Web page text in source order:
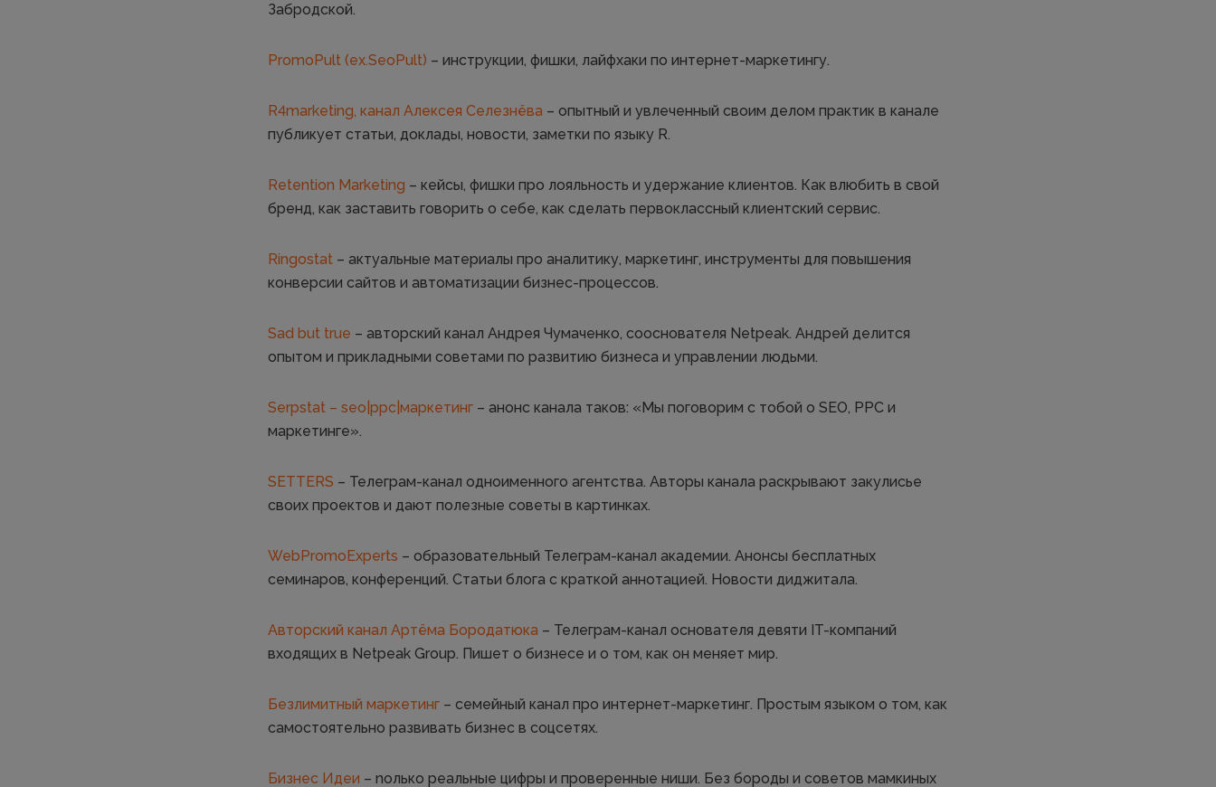
Забродской.
PromoPult (ex.SeoPult) – инструкции, фишки, лайфхаки по интернет-маркетингу.
R4marketing, канал Алексея Селезнёва – опытный и увлеченный своим делом практик в канале
публикует статьи, доклады, новости, заметки по языку R.
Retention Marketing – кейсы, фишки про лояльность и удержание клиентов. Как влюбить в свой
бренд, как заставить говорить о себе, как сделать первоклассный клиентский сервис.
Ringostat – актуальные материалы про аналитику, маркетинг, инструменты для повышения
конверсии сайтов и автоматизации бизнес-процессов.
Sad but true – авторский канал Андрея Чумаченко, сооснователя Netpeak. Андрей делится
опытом и прикладными советами по развитию бизнеса и управлении людьми.
Serpstat – seo|ppc|маркетинг – анонс канала таков: «Мы поговорим с тобой о SEO, PPC и
маркетинге».
SETTERS – Телеграм-канал одноименного агентства. Авторы канала раскрывают закулисье
своих проектов и дают полезные советы в картинках.
WebPromoExperts – образовательный Телеграм-канал академии. Анонсы бесплатных
семинаров, конференций. Статьи блога с краткой аннотацией. Новости диджитала.
Авторский канал Артёма Бородатюка – Телеграм-канал основателя девяти IT-компаний
входящих в Netpeak Group. Пишет о бизнесе и о том, как он меняет мир.
Безлимитный маркетинг – семейный канал про интернет-маркетинг. Простым языком о том, как
самостоятельно развивать бизнес в соцсетях.
Бизнес Идеи – nолько реальные цифры и проверенные ниши. Без бороды и советов мамкиных